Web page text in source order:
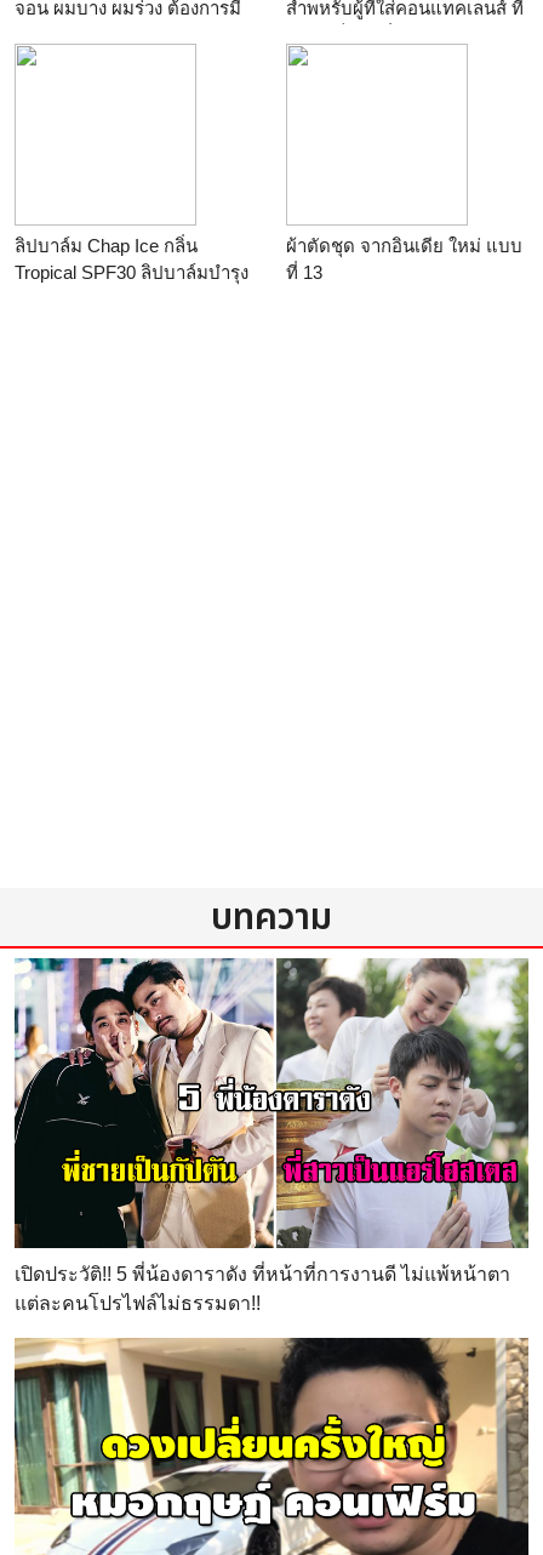
จอน ผมบาง ผมร่วง ต้องการมี
สำพหรับผู้ที่ใส่คอนแทคเลนส์ ที่
แห้ง ปวดตา ให้ดวงตาสะอาด
ลิปบาล์ม Chap Ice กลิ่น
Tropical SPF30 ลิปบาล์มบำรุง
ผ้าตัดชุด จากอินเดีย ใหม่ แบบ
ที่ 13
บทความ
เปิดประวัติ!! 5 พี่น้องดาราดัง ที่หน้าที่การงานดี ไม่แพ้หน้าตา
แต่ละคนโปรไฟล์ไม่ธรรมดา!!